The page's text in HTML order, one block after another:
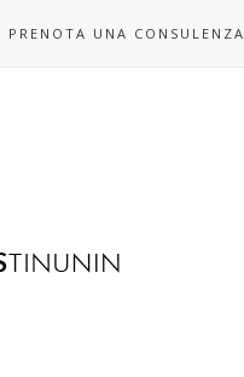
PRENOTA UNA CONSULENZA